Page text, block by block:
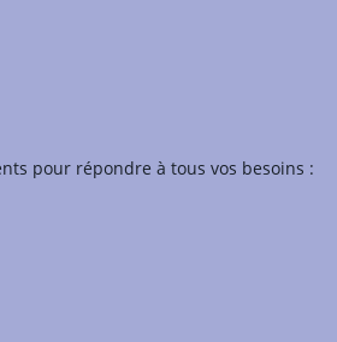
pour répondre à tous vos besoins :